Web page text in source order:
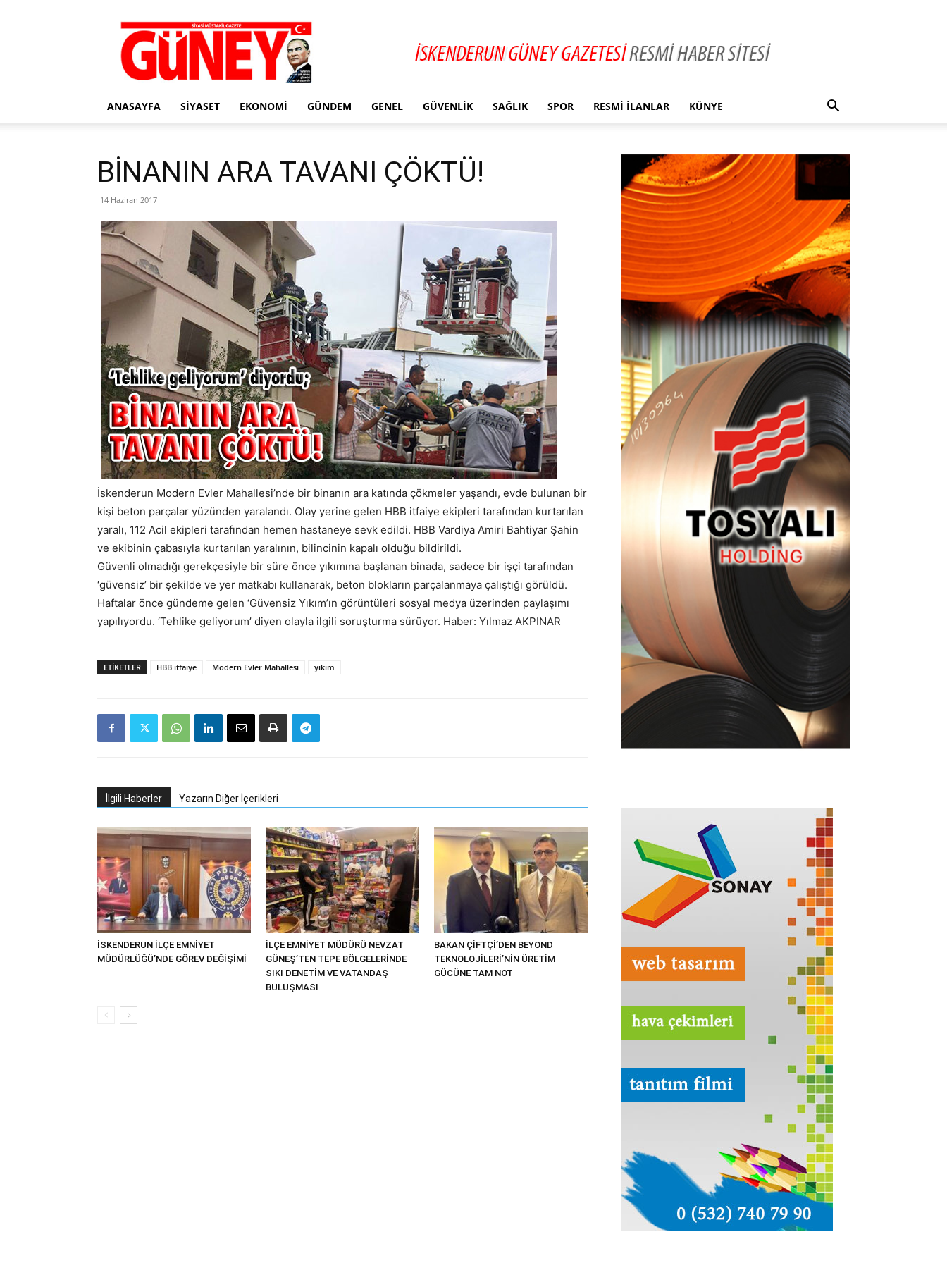
Gazete
Güney
ANASAYFA SIYASET EKONOMI GÜNDEM GENEL GÜVENLIK SAĞLIK SPOR RESMI İLANLAR KÜNYE
BİNANIN ARA TAVANI ÇÖKTÜ!
14 Haziran 2017
İskenderun Modern Evler Mahallesi’nde bir binanın ara katında çökmeler yaşandı, evde bulunan bir
kişi beton parçalar yüzünden yaralandı. Olay yerine gelen HBB itfaiye ekipleri tarafından kurtarılan
yaralı, 112 Acil ekipleri tarafından hemen hastaneye sevk edildi. HBB Vardiya Amiri Bahtiyar Şahin
ve ekibinin çabasıyla kurtarılan yaralının, bilincinin kapalı olduğu bildirildi.
Güvenli olmadığı gerekçesiyle bir süre önce yıkımına başlanan binada, sadece bir işçi tarafından
‘güvensiz’ bir şekilde ve yer matkabı kullanarak, beton blokların parçalanmaya çalıştığı görüldü.
Haftalar önce gündeme gelen ‘Güvensiz Yıkım’ın görüntüleri sosyal medya üzerinden paylaşımı
yapılıyordu. ‘Tehlike geliyorum’ diyen olayla ilgili soruşturma sürüyor. Haber: Yılmaz AKPINAR
ETIKETLER HBB itfaiye Modern Evler Mahallesi yıkım
İlgili Haberler Yazarın Diğer İçerikleri
İSKENDERUN İLÇE EMNİYET
MÜDÜRLÜĞÜ’NDE GÖREV DEĞİŞİMİ
İLÇE EMNİYET MÜDÜRÜ NEVZAT
GÜNEŞ’TEN TEPE BÖLGELERİNDE
SIKI DENETİM VE VATANDAŞ
BULUŞMASI
BAKAN ÇİFTÇİ’DEN BEYOND
TEKNOLOJİLERİ’NİN ÜRETİM
GÜCÜNE TAM NOT